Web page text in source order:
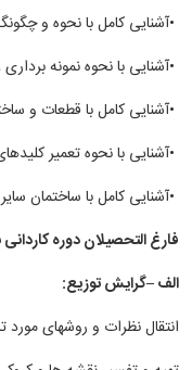
•آشنایی کامل با نحوه و
•آشنایی با نحوه نمونه
•آشنایی کامل با قطعات و
•آشنایی با نحوه تعمیر
•آشنایی کامل با ساختمان
فارغ التحصیلان دوره کاردانی
الف–گرایش توزیع:
انتقال نظرات و روشهای مورد